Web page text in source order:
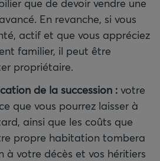
que de devoir vendre une
En revanche, si vous
actif et que vous appréciez
familier, il peut être
propriétaire.
de la succession : votre
que vous pourrez laisser à
ainsi que les coûts que
propre habitation tombera
à votre décès et vos héritiers